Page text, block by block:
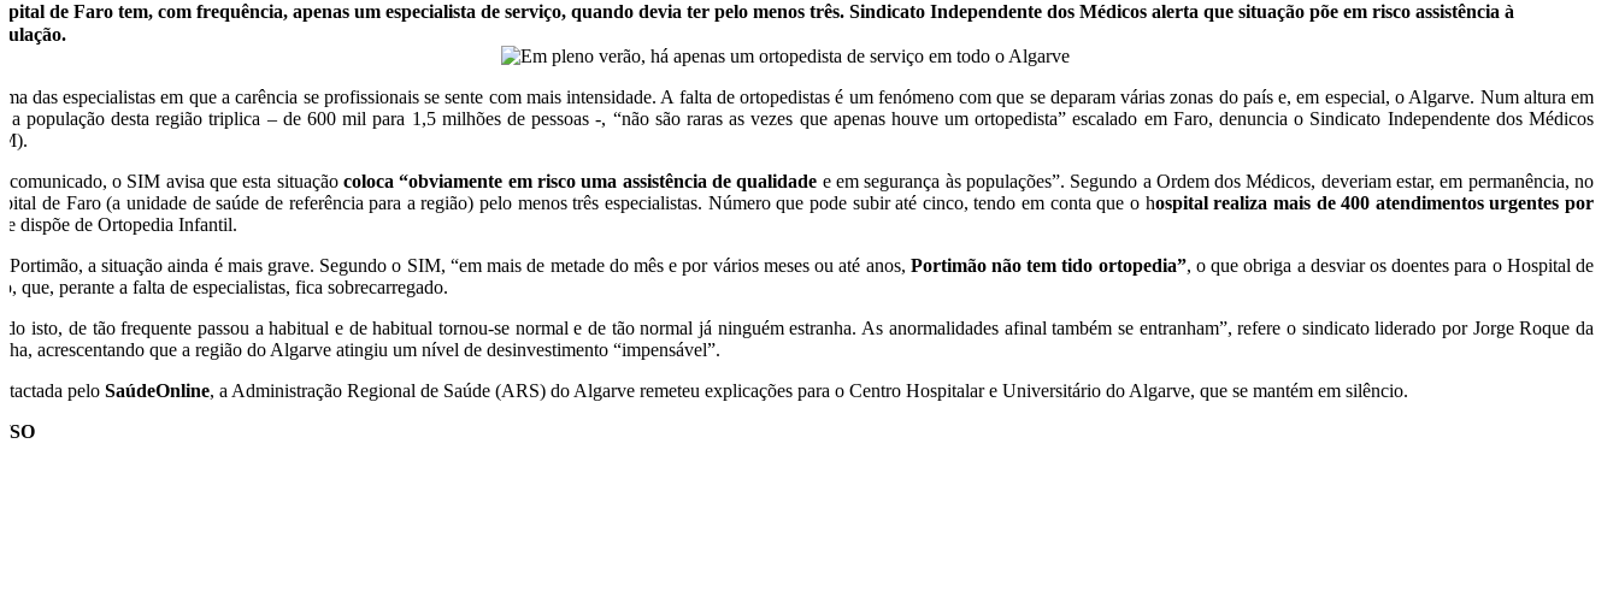
de Faro tem, com frequência, apenas um especialista de serviço, quando devia ter pelo menos três. Sindicato Independente dos Médicos alerta que situação põe em risco assistência à
das especialistas em que a carência se profissionais se sente com mais intensidade. A falta de ortopedistas é um fenómeno com que se deparam várias zonas do país e, em especial, o Algarve. Num altura em
a população desta região triplica – de 600 mil para 1,5 milhões de pessoas -, “não são raras as vezes que apenas houve um ortopedista” escalado em Faro, denuncia o Sindicato Independente dos Médicos
comunicado, o SIM avisa que esta situaçãocoloca “obviamente em risco uma assistência de qualidade e em segurança às populações”. Segundo a Ordem dos Médicos, deveriam estar, em permanência, no
de Faro (a unidade de saúde de referência para a região) pelo menos três especialistas. Número que pode subir até cinco, tendo em conta que o hospital realiza mais de 400 atendimentos urgentes por
e dispõe de Ortopedia Infantil.
Portimão, a situação ainda é mais grave. Segundo o SIM, “em mais de metade do mês e por vários meses ou até anos, Portimão não tem tido ortopedia”, o que obriga a desviar os doentes para o Hospital de
que, perante a falta de especialistas, fica sobrecarregado.
isto, de tão frequente passou a habitual e de habitual tornou-se normal e de tão normal já ninguém estranha. As anormalidades afinal também se entranham”, refere o sindicato liderado por Jorge Roque da
acrescentando que a região do Algarve atingiu um nível de desinvestimento “impensável”.
peloSaúdeOnline, a Administração Regional de Saúde (ARS) do Algarve remeteu explicações para o Centro Hospitalar e Universitário do Algarve, que se mantém em silêncio.
SO